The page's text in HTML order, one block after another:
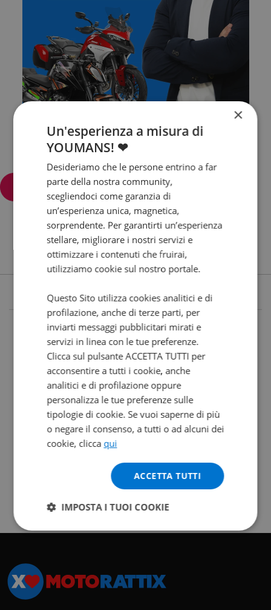
Filtra e ordina
×
Un'esperienza a misura di
YOUMANS! ❤
Desideriamo che le persone entrino a far
parte della nostra community,
scegliendoci come garanzia di
un’esperienza unica, magnetica,
sorprendente. Per garantirti un’esperienza
stellare, migliorare i nostri servizi e
ottimizzare i contenuti che fruirai,
utilizziamo cookie sul nostro portale.
Questo Sito utilizza cookies analitici e di
profilazione, anche di terze parti, per
inviarti messaggi pubblicitari mirati e
servizi in linea con le tue preferenze.
Clicca sul pulsante ACCETTA TUTTI per
acconsentire a tutti i cookie, anche
analitici e di profilazione oppure
personalizza le tue preferenze sulle
tipologie di cookie. Se vuoi saperne di più
o negare il consenso, a tutti o ad alcuni dei
cookie, clicca qui
ACCETTA TUTTI
IMPOSTA I TUOI COOKIE